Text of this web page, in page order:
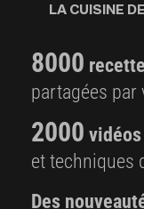
LA CUISINE
8000
partagées
2000
et techniques
Des